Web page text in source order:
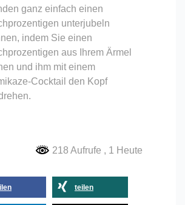
ganz einfach einen
unterjubeln
indem Sie einen
aus Ihrem Ärmel
und ihm mit einem
Cocktail den Kopf
218 Aufrufe , 1 Heute
teilen